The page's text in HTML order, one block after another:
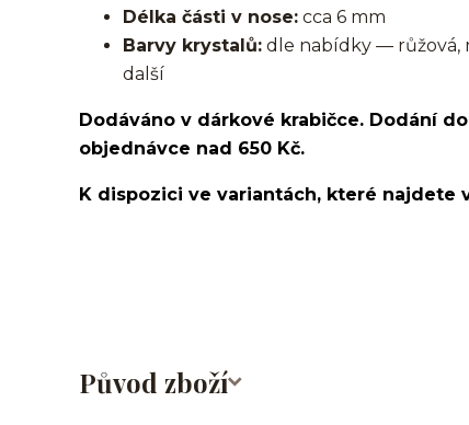
Délka části v nose: cca 6 mm
Barvy krystalů: dle nabídky — růžová,
další
Dodáváno v dárkové krabičce. Dodání
objednávce nad 650 Kč.
K dispozici ve variantách, které
Původ zboží